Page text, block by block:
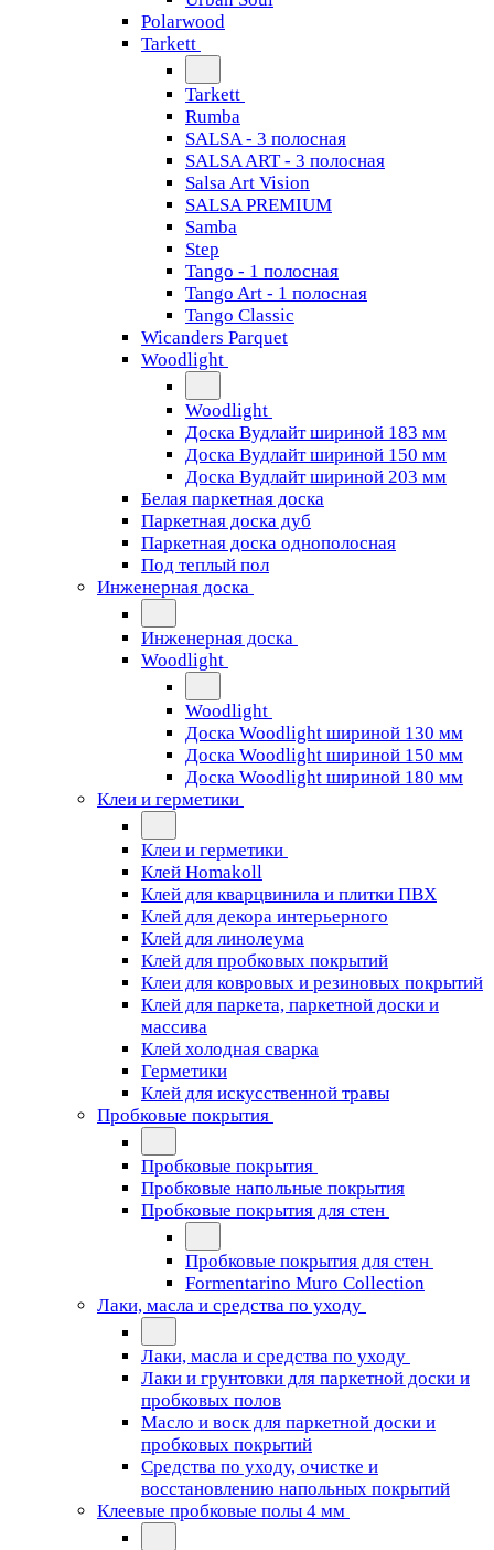
Polarwood
Tarkett
Tarkett
Rumba
SALSA - 3 полосная
SALSA ART - 3 полосная
Salsa Art Vision
SALSA PREMIUM
Samba
Step
Tango - 1 полосная
Tango Art - 1 полосная
Tango Classiс
Wicanders Parquet
Woodlight
Woodlight
Доска Вудлайт шириной 183 мм
Доска Вудлайт шириной 150 мм
Доска Вудлайт шириной 203 мм
Белая паркетная доска
Паркетная доска дуб
Паркетная доска однополосная
Под теплый пол
Инженерная доска
Инженерная доска
Woodlight
Woodlight
Доска Woodlight шириной 130 мм
Доска Woodlight шириной 150 мм
Доска Woodlight шириной 180 мм
Клеи и герметики
Клеи и герметики
Клей Homakoll
Клей для кварцвинила и плитки ПВХ
Клей для декора интерьерного
Клей для линолеума
Клей для пробковых покрытий
Клеи для ковровых и резиновых покрытий
Клей для паркета, паркетной доски и
массива
Клей холодная сварка
Герметики
Клей для искусственной травы
Пробковые покрытия
Пробковые покрытия
Пробковые напольные покрытия
Пробковые покрытия для стен
Пробковые покрытия для стен
Formentarino Muro Collection
Лаки, масла и средства по уходу
Лаки, масла и средства по уходу
Лаки и грунтовки для паркетной доски и
пробковых полов
Масло и воск для паркетной доски и
пробковых покрытий
Средства по уходу, очистке и
восстановлению напольных покрытий
Клеевые пробковые полы 4 мм